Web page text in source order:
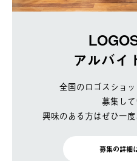
アルバイ
全国のロゴスショ
募集して
興味のある方はぜひ一
募集の詳細